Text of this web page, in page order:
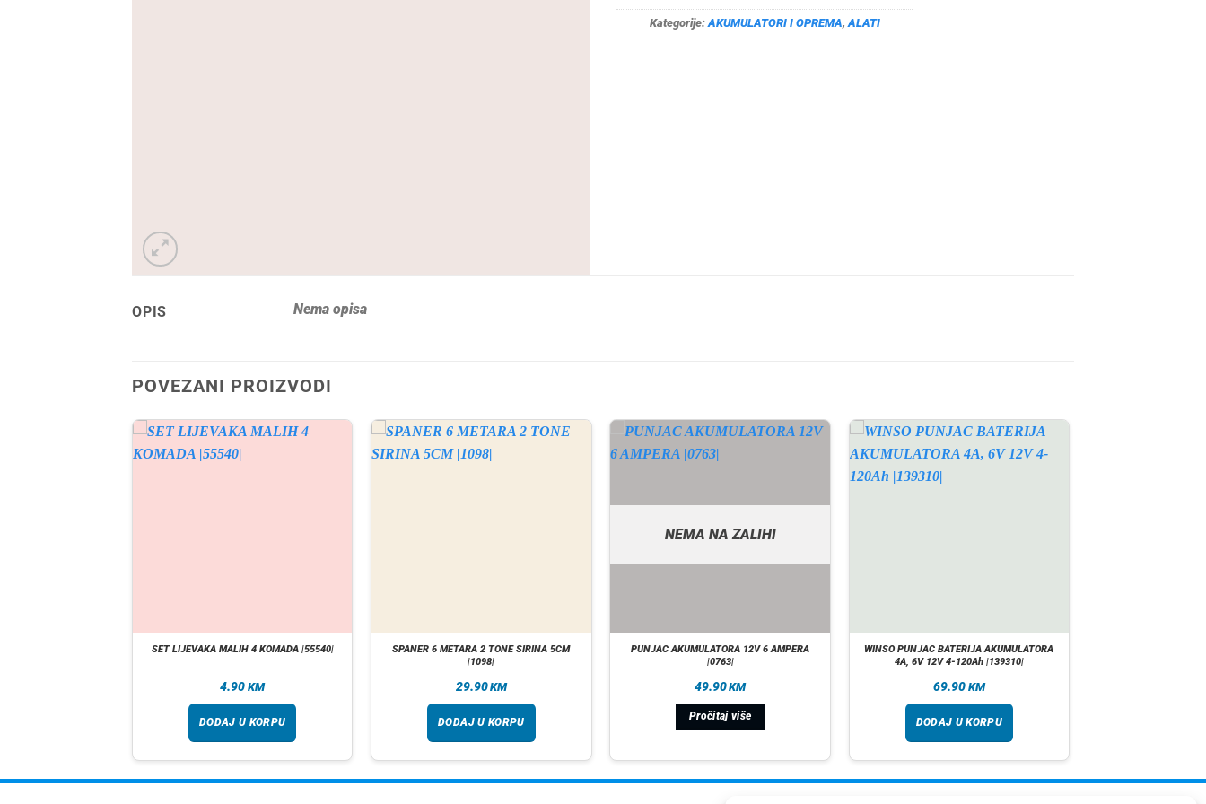
Kategorije: AKUMULATORI I OPREMA, ALATI
OPIS Nema opisa
POVEZANI PROIZVODI
SET LIJEVAKA MALIH 4 KOMADA |55540|
4.90 KM
DODAJ U KORPU
SPANER 6 METARA 2 TONE SIRINA 5CM
|1098|
29.90KM
DODAJ U KORPU
NEMA NA ZALIHI
PUNJAC AKUMULATORA 12V 6 AMPERA
|0763|
49.90KM
Pročitaj više
WINSO PUNJAC BATERIJA AKUMULATORA
4A, 6V 12V 4-120Ah |139310|
69.90 KM
DODAJ U KORPU